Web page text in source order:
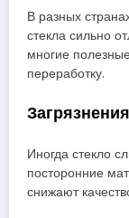
В разных
стекла сильно
многие
переработку.
Иногда стекло
посторонние
снижают